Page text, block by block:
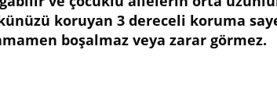
koruyan 3 dereceli koruma
boşalmaz veya zarar görmez.